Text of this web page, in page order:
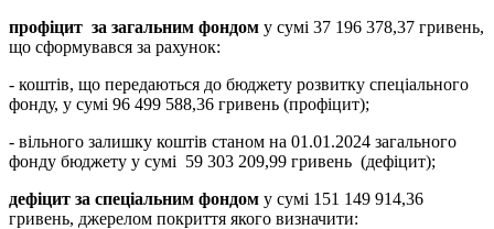
профіцит за загальним фондом у сумі 37 196 378,37 гривень,
що сформувався за рахунок:
- коштів, що передаються до бюджету розвитку спеціального
фонду, у сумі 96 499 588,36 гривень (профіцит);
- вільного залишку коштів станом на 01.01.2024 загального
фонду бюджету у сумі 59 303 209,99 гривень (дефіцит);
дефіцит за спеціальним фондом у сумі 151 149 914,36
гривень, джерелом покриття якого визначити: